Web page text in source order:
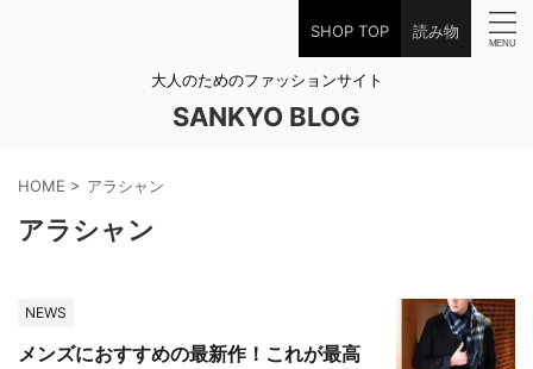
SHOP TOP 読み物
大人のためのファッションサイト
SANKYO BLOG
HOME > アラシャン
アラシャン
NEWS
メンズにおすすめの最新作！これが最高